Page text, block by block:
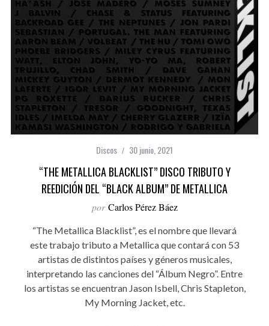
Discos 30 junio, 2021
“THE METALLICA BLACKLIST” DISCO TRIBUTO Y
REEDICIÓN DEL “BLACK ALBUM” DE METALLICA
por Carlos Pérez Báez
“The Metallica Blacklist”, es el nombre que llevará
este trabajo tributo a Metallica que contará con 53
artistas de distintos países y géneros musicales,
interpretando las canciones del “Álbum Negro”. Entre
los artistas se encuentran Jason Isbell, Chris Stapleton,
My Morning Jacket, etc.